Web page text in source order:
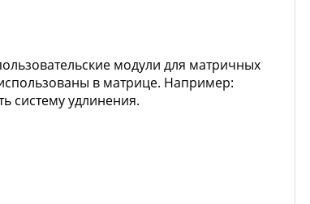
модули для матричных
в матрице. Например:
систему удлинения.